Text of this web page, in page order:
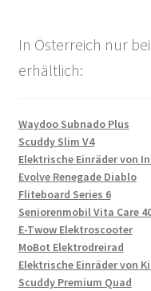
In Österreich nur
erhältlich:
Waydoo Subnado Plus
Scuddy Slim V4
Elektrische Einräder von
Evolve Renegade Diablo
Fliteboard Series 6
Seniorenmobil Vita Care
E-Twow Elektroscooter
MoBot Elektrodreirad
Elektrische Einräder von
Scuddy Premium Quad